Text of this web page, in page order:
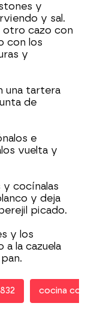
y
y sal.
otro cazo con
con los
y
una tartera
de
e
vuelta y
y cocínalas
y deja
picado.
y los
a la cazuela
cocina con